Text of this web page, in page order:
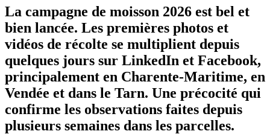
La campagne de moisson 2026 est bel et
bien lancée. Les premières photos et
vidéos de récolte se multiplient depuis
quelques jours sur LinkedIn et Facebook,
principalement en Charente-Maritime, en
Vendée et dans le Tarn. Une précocité qui
confirme les observations faites depuis
plusieurs semaines dans les parcelles.